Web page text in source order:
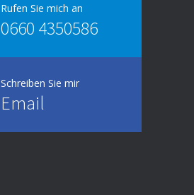
Rufen Sie mich an
0660 4350586
Schreiben Sie mir
Email